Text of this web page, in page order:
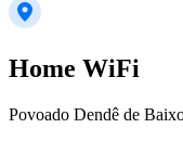
Home WiFi
Povoado Dendê de